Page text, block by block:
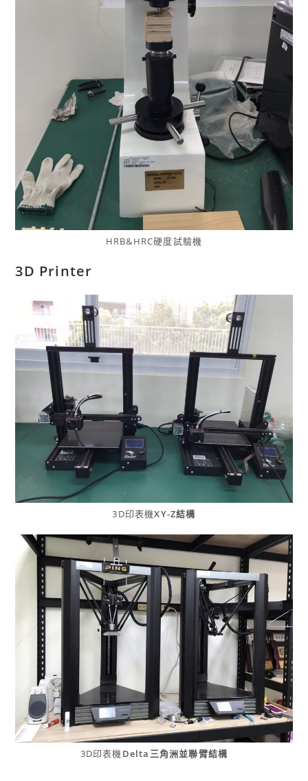
HRB&HRC硬度試驗機
3D Printer
3D印表機XY-Z結構
3D印表機Delta三角洲並聯臂結構